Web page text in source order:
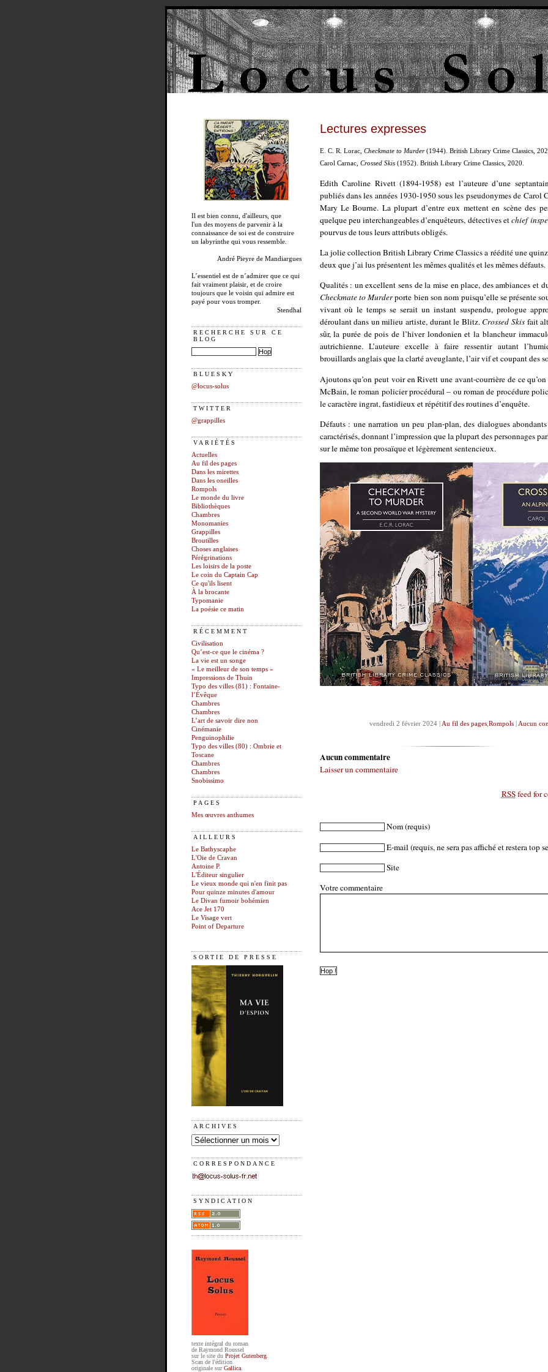
Il est bien connu, d'ailleurs, que
l'un des moyens de parvenir à la
connaissance de soi est de construire
un labyrinthe qui vous ressemble.
André Pieyre de Mandiargues
L’essentiel est de n’admirer que ce qui
fait vraiment plaisir, et de croire
toujours que le voisin qui admire est
payé pour vous tromper.
Stendhal
RECHERCHE SUR CE
BLOG
BLUESKY
@locus-solus
TWITTER
@grappilles
VARIÉTÉS
Actuelles
Au fil des pages
Dans les mirettes
Dans les oneilles
Rompols
Le monde du livre
Bibliothèques
Chambres
Monomanies
Grappilles
Broutilles
Choses anglaises
Pérégrinations
Les loisirs de la poste
Le coin du Captain Cap
Ce qu'ils lisent
À la brocante
Typomanie
La poésie ce matin
RÉCEMMENT
Civilisation
Qu’est-ce que le cinéma ?
La vie est un songe
« Le meilleur de son temps »
Impressions de Thuin
Typo des villes (81) : Fontaine-
l’Évêque
Chambres
Chambres
L’art de savoir dire non
Cinémanie
Penguinophilie
Typo des villes (80) : Ombrie et
Toscane
Chambres
Chambres
Snobissimo
PAGES
Mes œuvres anthumes
AILLEURS
Le Bathyscaphe
L'Oie de Cravan
Antoine P.
L'Éditeur singulier
Le vieux monde qui n'en finit pas
Pour quinze minutes d'amour
Le Divan fumoir bohémien
Ace Jet 170
Le Visage vert
Point of Departure
SORTIE DE PRESSE
ARCHIVES
CORRESPONDANCE
SYNDICATION
texte intégral du roman
de Raymond Roussel
sur le site du Projet Gutenberg.
Scan de l'édition
originale surGallica.
Lectures expresses
E. C. R. Lorac, Checkmate to Murder(1944). British Library Crime Classics,
Carol Carnac, Crossed Skis(1952). British Library Crime Classics, 2020.
Edith Caroline Rivett (1894-1958) est l’auteure d’une
publiés dans les années 1930-1950 sous les pseudonymes de Carol
Mary Le Bourne. La plupart d’entre eux mettent en scène des
quelque peu interchangeables d’enquêteurs, détectives etchief
pourvus de tous leurs attributs obligés.
La jolie collection British Library Crime Classics a réédité une
deux que j’ai lus présentent les mêmes qualités et les mêmes défauts.
Qualités : un excellent sens de la mise en place, des ambiances et
Checkmate to Murderporte bien son nom puisqu’elle se présente
vivant où le temps se serait un instant suspendu, prologue
déroulant dans un milieu artiste, durant le Blitz. Crossed Skisfait
sûr, la purée de pois de l’hiver londonien et la blancheur
autrichienne. L’auteure excelle à faire ressentir autant
brouillards anglais que la clarté aveuglante, l’air vif et coupant des
Ajoutons qu’on peut voir en Rivett une avant-courrière de ce
McBain, le roman policier procédural – ou roman de procédure
le caractère ingrat, fastidieux et répétitif des routines d’enquête.
Défauts : une narration un peu plan-plan, des dialogues
caractérisés, donnant l’impression que la plupart des personnages
sur le même ton prosaïque et légèrement sentencieux.
vendredi 2 février 2024 | Au fil des pages Rompols Aucun
Aucun commentaire
Laisser un commentaire
RSSfeed for
Nom(requis)
E-mail(requis, ne sera pas affiché et restera top
Site
Votre commentaire